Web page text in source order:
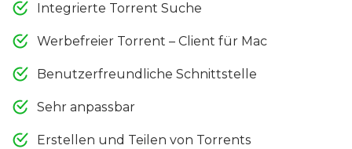
Integrierte Torrent Suche
Werbefreier Torrent – Client für Mac
Benutzerfreundliche Schnittstelle
Sehr anpassbar
Erstellen und Teilen von Torrents